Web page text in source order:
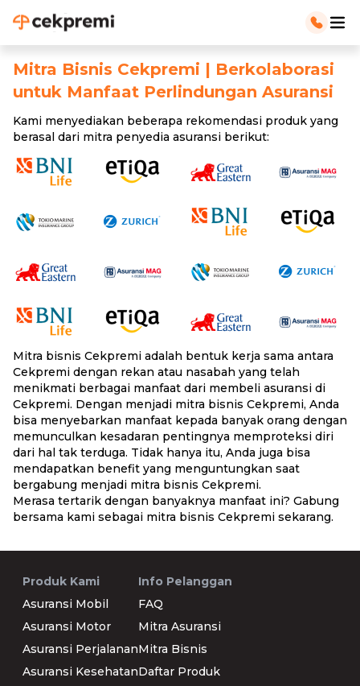
Mitra Bisnis Cekpremi | Berkolaborasi
untuk Manfaat Perlindungan Asuransi
Kami menyediakan beberapa rekomendasi produk yang
berasal dari mitra penyedia asuransi berikut:
Mitra bisnis Cekpremi adalah bentuk kerja sama antara
Cekpremi dengan rekan atau nasabah yang telah
menikmati berbagai manfaat dari membeli asuransi di
Cekpremi. Dengan menjadi mitra bisnis Cekpremi, Anda
bisa menyebarkan manfaat kepada banyak orang dengan
memunculkan kesadaran pentingnya memproteksi diri
dari hal tak terduga. Tidak hanya itu, Anda juga bisa
mendapatkan benefit yang menguntungkan saat
bergabung menjadi mitra bisnis Cekpremi.
Merasa tertarik dengan banyaknya manfaat ini? Gabung
bersama kami sebagai mitra bisnis Cekpremi sekarang.
Produk Kami
Asuransi Mobil
Asuransi Motor
Asuransi Perjalanan
Asuransi Kesehatan
Info Pelanggan
FAQ
Mitra Asuransi
Mitra Bisnis
Daftar Produk